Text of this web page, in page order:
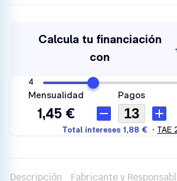
Descripción Fabricante y